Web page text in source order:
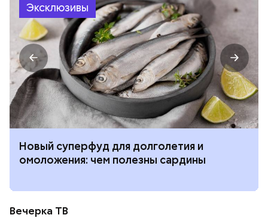
Эксклюзивы
Новый суперфуд для долголетия и
омоложения: чем полезны сардины
Вечерка ТВ